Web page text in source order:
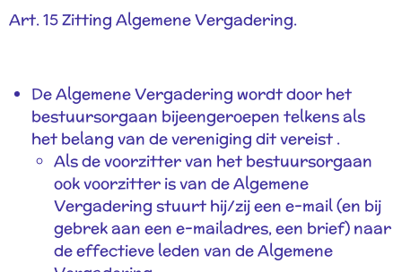
Art. 15 Zitting Algemene Vergadering.
De Algemene Vergadering wordt door het
bestuursorgaan bijeengeroepen telkens als
het belang van de vereniging dit vereist .
Als de voorzitter van het bestuursorgaan
ook voorzitter is van de Algemene
Vergadering stuurt hij/zij een e-mail (en bij
gebrek aan een e-mailadres, een brief) naar
de effectieve leden van de Algemene